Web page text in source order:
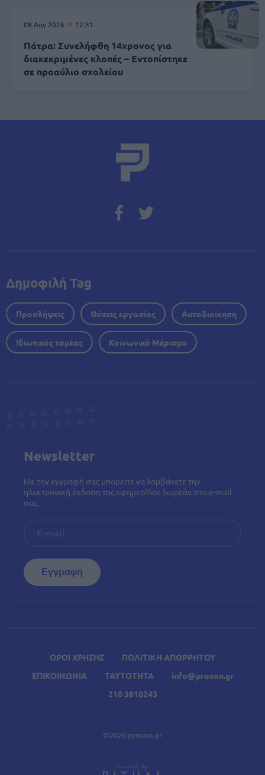
08 Αυγ 2026 12:31
Πάτρα: Συνελήφθη 14χρονος για
διακεκριμένες κλοπές – Εντοπίστηκε
σε προαύλιο σχολείου
ΟΡΟΙ ΧΡΗΣΗΣ
ΠΟΛΙΤΙΚΗ ΑΠΟΡΡΗΤΟΥ
ΕΠΙΚΟΙΝΩΝΙΑ
ΤΑΥΤΟΤΗΤΑ
info@proson.gr
210 3810243
©2026 proson.gr
Δημοφιλή Tag
Προσλήψεις Θέσεις εργασίας Αυτοδιοίκηση
Ιδιωτικός τομέας Κοινωνικό Μέρισμα
Newsletter
Με την εγγραφή σας μπορείτε να λαμβάνετε την
ηλεκτρονική έκδοση της εφημερίδας δωρεάν στο e-mail
σας.